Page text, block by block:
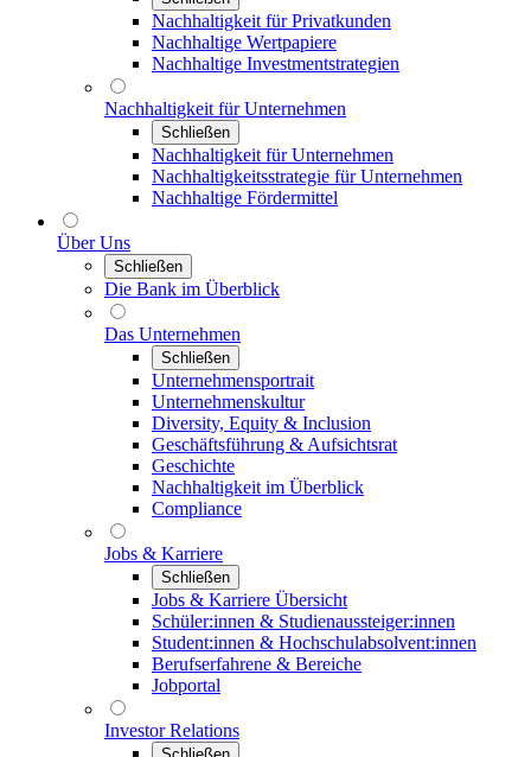
Nachhaltigkeit für Privatkunden
Nachhaltige Wertpapiere
Nachhaltige Investmentstrategien
Nachhaltigkeit für Unternehmen
Schließen
Nachhaltigkeit für Unternehmen
Nachhaltigkeitsstrategie für Unternehmen
Nachhaltige Fördermittel
Über Uns
Schließen
Die Bank im Überblick
Das Unternehmen
Schließen
Unternehmensportrait
Unternehmenskultur
Diversity, Equity & Inclusion
Geschäftsführung & Aufsichtsrat
Geschichte
Nachhaltigkeit im Überblick
Compliance
Jobs & Karriere
Schließen
Jobs & Karriere Übersicht
Schüler:innen & Studienaussteiger:innen
Student:innen & Hochschulabsolvent:innen
Berufserfahrene & Bereiche
Jobportal
Investor Relations